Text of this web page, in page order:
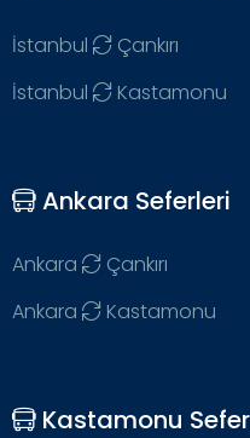
İstanbul
Çankırı
İstanbul
Kastamonu
Ankara Seferleri
Ankara
Çankırı
Ankara
Kastamonu
Kastamonu